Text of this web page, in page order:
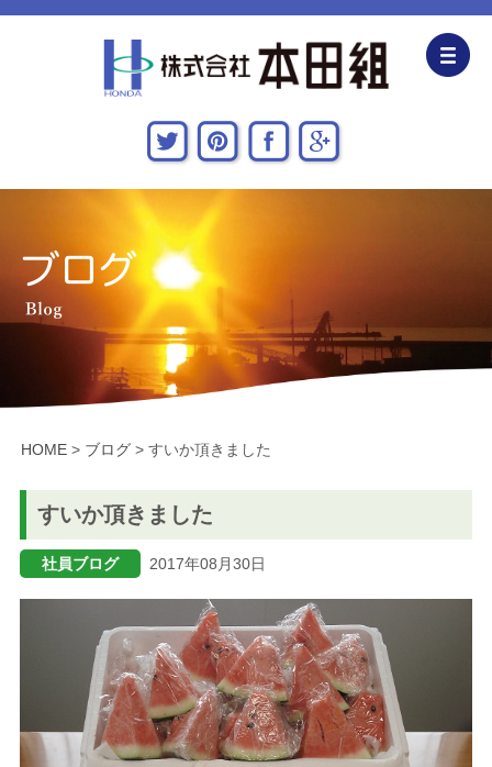
企業情報
CSR活動
主な施工実績
関連会社
お問い合わせ・アクセス
新着情報・地域貢献活動
HOME> ブログ> すいか頂きました
すいか頂きました
社員ブログ 2017年08月30日